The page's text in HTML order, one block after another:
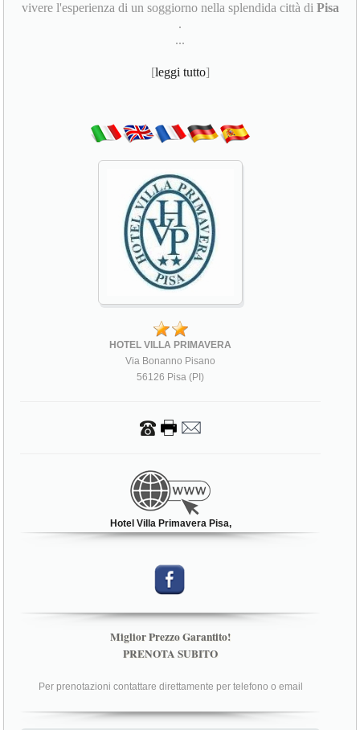
vivere l'esperienza di un soggiorno nella splendida città di Pisa
.
...
[leggi tutto]
HOTEL VILLA PRIMAVERA
Via Bonanno Pisano
56126 Pisa (PI)
Hotel Villa Primavera Pisa,
Miglior Prezzo Garantito!
PRENOTA SUBITO
Per prenotazioni contattare direttamente per telefono o email